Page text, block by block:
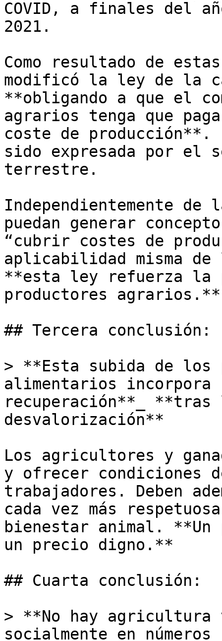
COVID, a finales del
2021.
Como resultado de
modificó la ley de la
**obligando a que el
agrarios tenga que
coste de producción**.
sido expresada por el
terrestre.
Independientemente de
puedan generar
“cubrir costes de
aplicabilidad misma
**esta ley refuerza la
productores agrarios.**
## Tercera conclusión:
> **Esta subida de
alimentarios incorpora
recuperación**_ **tras
desvalorización**
Los agricultores y
y ofrecer condiciones
trabajadores. Deben
cada vez más
bienestar animal. **Un
un precio digno.**
## Cuarta conclusión:
> **No hay agricultura
socialmente en